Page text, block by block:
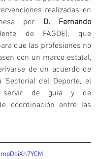
realizadas en
por D. Fernando
de FAGDE), que
que las profesiones no
con un marco estatal,
de un acuerdo de
Sectorial del Deporte, el
servir de guía y de
coordinación entre las